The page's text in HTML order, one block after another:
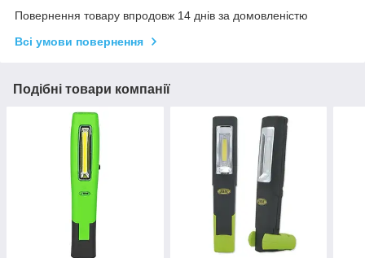
Повернення товару впродовж 14 днів за домовленістю
Всі умови повернення
Подібні товари компанії